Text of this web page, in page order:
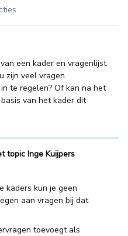
een kader en vragenlijst
zijn veel vragen
te regelen? Of kan na het
van het kader dit
topic Inge Kuijpers
kaders kun je geen
aan vragen bij dat
toevoegt als